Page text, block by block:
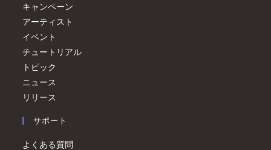
キャンペーン
アーティスト
イベント
チュートリアル
トピック
ニュース
リリース
サポート
よくある質問